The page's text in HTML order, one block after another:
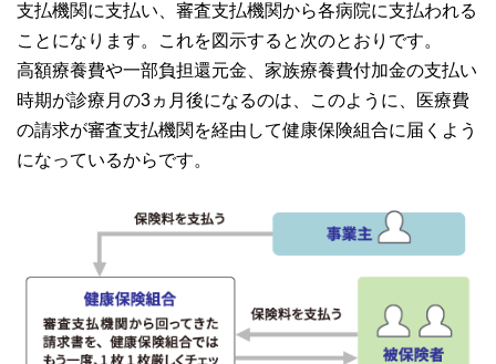
支払機関に支払い、審査支払機関から各病院に支払われる
ことになります。これを図示すると次のとおりです。
高額療養費や一部負担還元金、家族療養費付加金の支払い
時期が診療月の3ヵ月後になるのは、このように、医療費
の請求が審査支払機関を経由して健康保険組合に届くよう
になっているからです。